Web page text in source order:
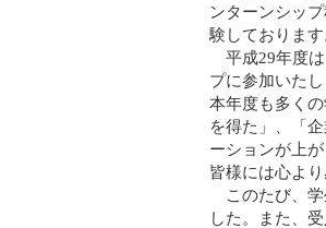
ンターンシッ
験しておりま
平成29年度は
プに参加いた
本年度も多く
を得た」、「
ーションが上
皆様には心よ
このたび、学
した。また、